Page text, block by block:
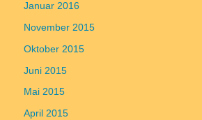
Januar 2016
November 2015
Oktober 2015
Juni 2015
Mai 2015
April 2015